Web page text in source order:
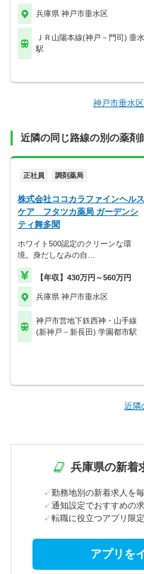
兵庫県 神戸市垂水区
ＪＲ山陽本線(神戸－門司) 垂水
駅
神戸市垂水
近隣の同じ路線の別の薬剤
正社員 調剤薬局
株式会社ココカラファインヘルス
ケア フタツカ薬局 ガーデンシ
ティ舞多聞
ホワイト500認定のクリーンな環
境。身だしなみの自…
【年収】430万円～560万円
兵庫県 神戸市垂水区
神戸市営地下鉄西神・山手線
(新神戸－新長田) 学園都市駅
近隣
兵庫県の新着
勤務地別の新着求人を
通知設定でおすすめの
転職に役立つアプリ限
アプリを